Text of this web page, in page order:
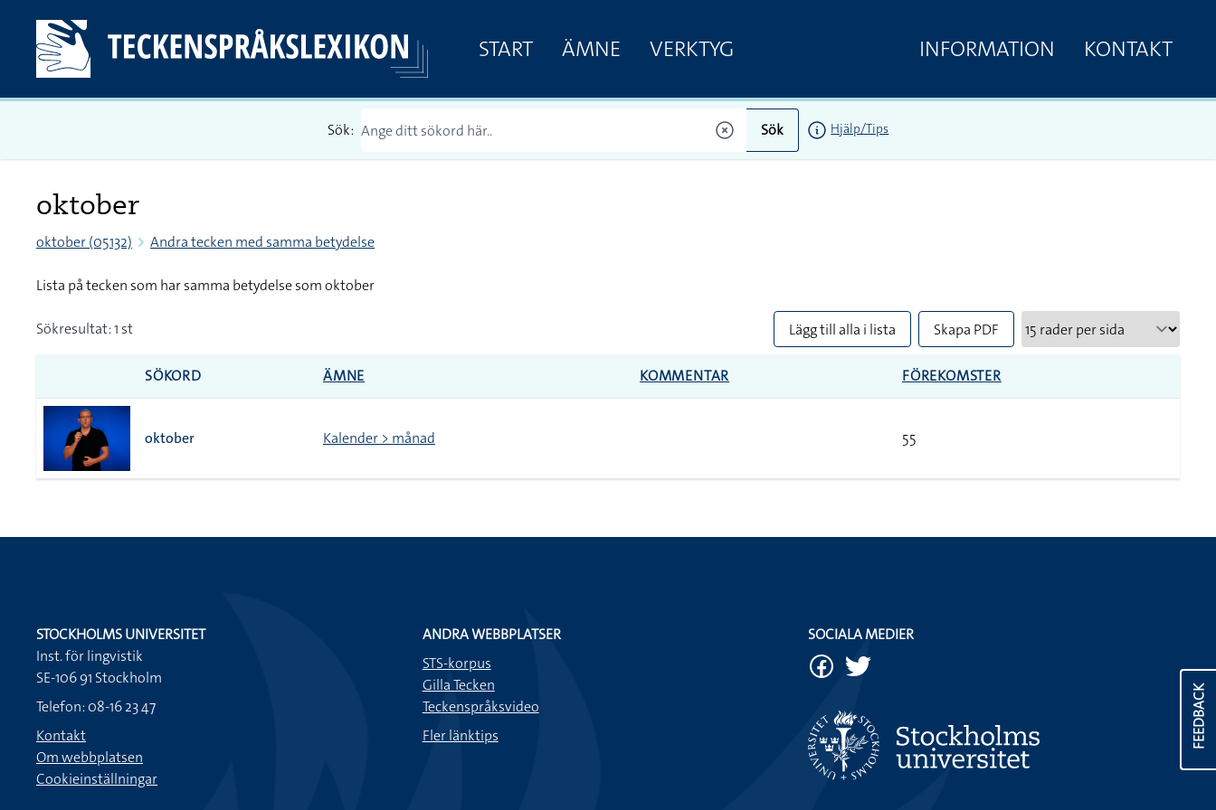
START ÄMNE VERKTYG INFORMATION KONTAKT
Sök: Sök Hjälp/Tips
oktober
oktober (05132) Andra tecken med samma betydelse
Lista på tecken som har samma betydelse som oktober
Sökresultat: 1 st Lägg till alla i lista Skapa PDF
SÖKORD ÄMNE KOMMENTAR FÖREKOMSTER
oktober Kalender > månad 55
FEEDBACK
STOCKHOLMS UNIVERSITET
Inst. för lingvistik
SE-106 91 Stockholm
Telefon: 08-16 23 47
Kontakt
Om webbplatsen
Cookieinställningar
ANDRA WEBBPLATSER
STS-korpus
Gilla Tecken
Teckenspråksvideo
Fler länktips
SOCIALA MEDIER